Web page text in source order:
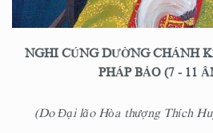
NGHI CÚNG DƯỜNG CHÁNH
PHÁP BẢO (7 - 11
(Do Đại lão Hòa thượng Thích